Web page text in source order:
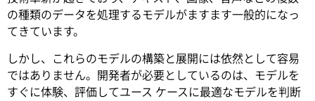
の種類のデータを処理するモデルがますます一般的になっ
てきています。
しかし、これらのモデルの構築と展開には依然として容易
ではありません。開発者が必要としているのは、モデルを
すぐに体験、評価してユース ケースに最適なモデルを判断